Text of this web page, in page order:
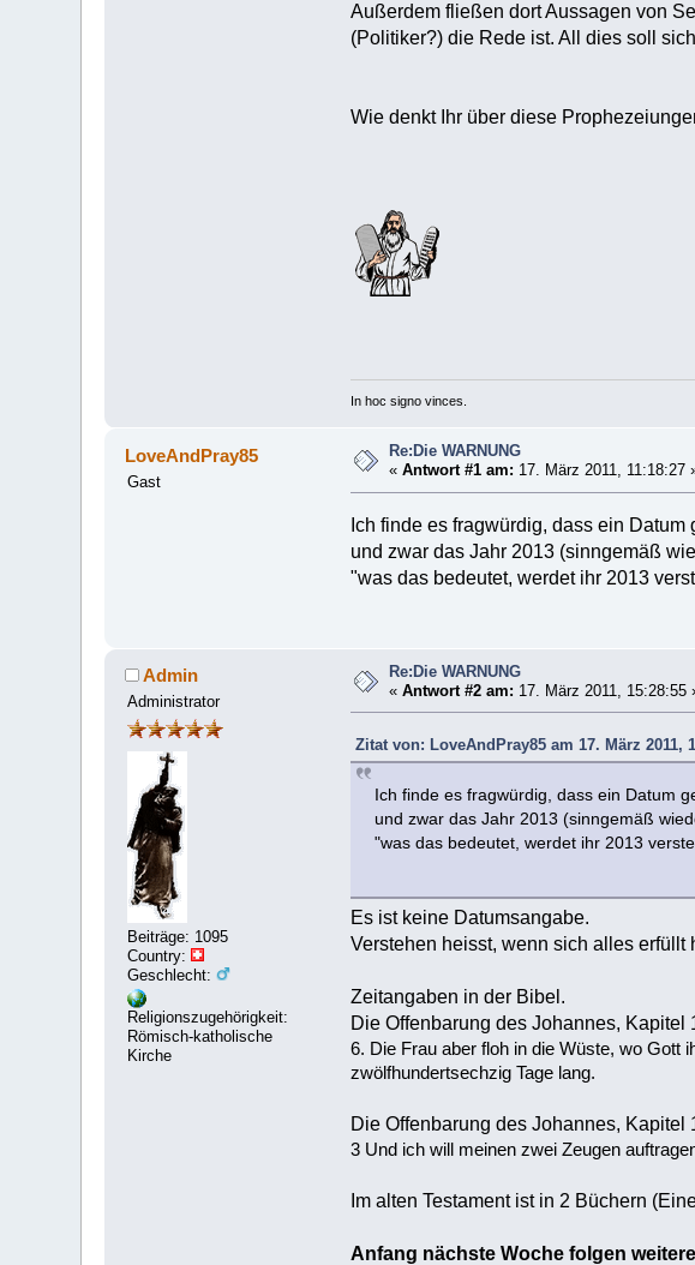
Außerdem fließen dort Aussagen von
(Politiker?) die Rede ist. All dies soll
Wie denkt Ihr über diese
In hoc signo vinces.
LoveAndPray85
Gast
Re:Die WARNUNG
«Antwort #1 am: 17. März 2011, 11:18:27
Ich finde es fragwürdig, dass ein Datum
und zwar das Jahr 2013 (sinngemäß
"was das bedeutet, werdet ihr 2013
Admin
Administrator
Beiträge: 1095
Country:
Geschlecht:
Religionszugehörigkeit:
Römisch-katholische
Kirche
Re:Die WARNUNG
«Antwort #2 am: 17. März 2011, 15:28:55
Zitat von: LoveAndPray85 am 17. März 2011,
Ich finde es fragwürdig, dass ein Datum
und zwar das Jahr 2013 (sinngemäß
"was das bedeutet, werdet ihr 2013
Es ist keine Datumsangabe.
Verstehen heisst, wenn sich alles erfüllt
Zeitangaben in der Bibel.
Die Offenbarung des Johannes, Kapitel
6. Die Frau aber floh in die Wüste, wo Gott
zwölfhundertsechzig Tage lang.
Die Offenbarung des Johannes, Kapitel
3 Und ich will meinen zwei Zeugen
Im alten Testament ist in 2 Büchern
Anfang nächste Woche folgen